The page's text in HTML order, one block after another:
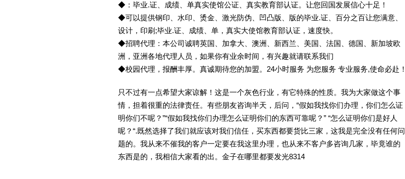
◆：毕业.证、成绩、单真实使馆公证、真实教育部认证。让您回国发展信心十足！
◆可以提供钢印、水印、烫金、激光防伪、凹凸版、版的毕业.证、百分之百让您满意、
设计，印刷;毕业.证、成绩、单，真实大使馆教育部认证，速度快。
◆招聘代理：本公司诚聘英国、加拿大、澳洲、新西兰、美国、法国、德国、新加坡欧
洲，亚洲各地代理人员，如果你有业余时间，有兴趣就请联系我们
◆校园代理，报酬丰厚。真诚期待您的加盟。24小时服务 为您服务 专业服务,使命必赴！
只不过有一点希望大家谅解！这是一个灰色行业，有它特殊的性质。我为大家做这个事
情，担着很重的法律责任。有些朋友咨询半天，后问，“假如我找你们办理，你们怎么证
明你们不呢？”“假如我找你们办理怎么证明你们的东西可靠呢？” “怎么证明你们是好人
呢？“.既然选择了我们就应该对我们信任，买东西都要货比三家，这我是完全没有任何问
题的。我从来不催我的客户一定要在我这里办理，也从来不客户多咨询几家，毕竟谁的
东西是的，我相信大家看的出。金子在哪里都要发光8314